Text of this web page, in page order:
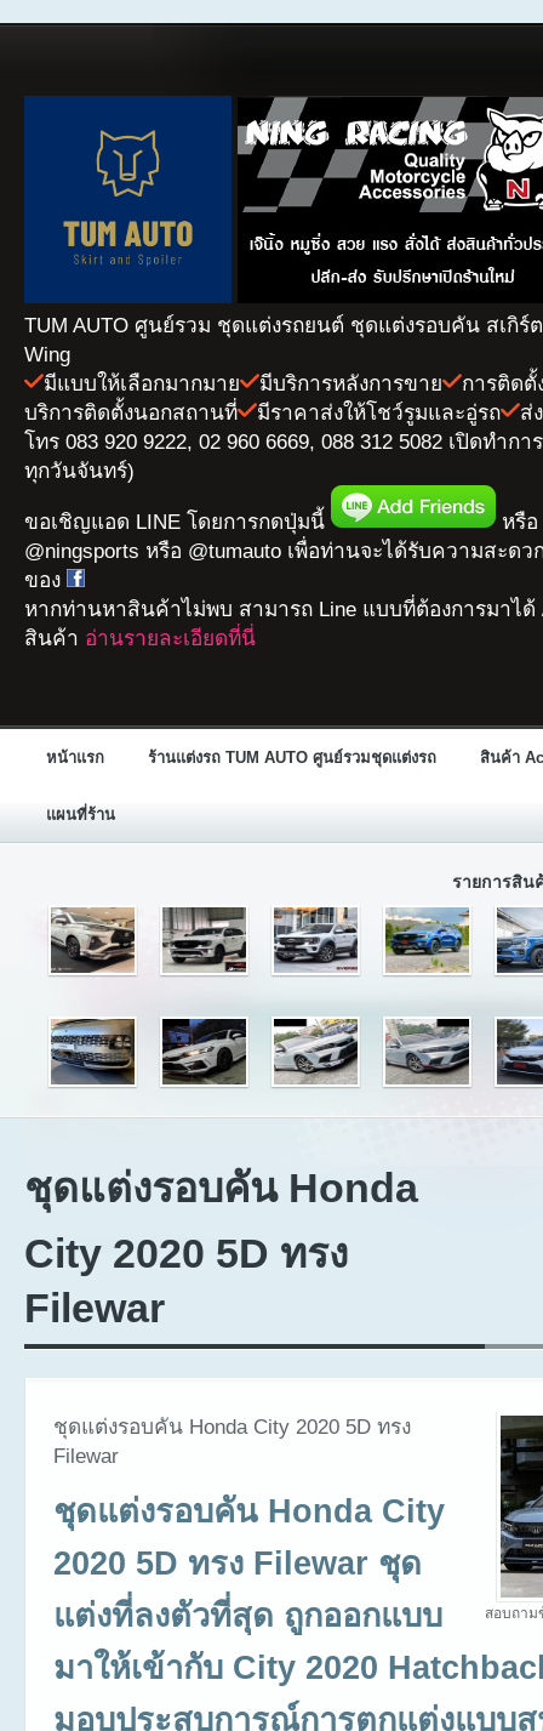
TUM AUTO ศูนย์รวม ชุดแต่งรถยนต์ ชุดแต่งรอบคัน สเกิร์
Wing
มีแบบให้เลือกมากมาย
มีบริการหลังการขาย
การติดตั้
บริการติดตั้งนอกสถานที่
มีราคาส่งให้โชว์รูมและอู่รถ
ส่
โทร 083 920 9222, 02 960 6669, 088 312 5082 เปิดทำก
ทุกวันจันทร์)
ขอเชิญแอด LINE โดยการกดปุ่มนี้
หรือ
@ningsports หรือ @tumauto เพื่อท่านจะได้รับความสะดว
ของ
หากท่านหาสินค้าไม่พบ สามารถ Line แบบที่ต้องการมาได้
สินค้า อ่านรายละเอียดที่นี่
หน้าแรก ร้านแต่งรถ TUM AUTO ศูนย์รวมชุดแต่งรถ สินค้า
แผนที่ร้าน
รายการสิน
ชุดแต่งรอบคัน Honda
City 2020 5D ทรง
Filewar
สอบถาม
ชุดแต่งรอบคัน Honda City 2020 5D ทรง
Filewar
ชุดแต่งรอบคัน Honda City
2020 5D ทรง Filewar ชุด
แต่งที่ลงตัวที่สุด ถูกออกแบบ
มาให้เข้ากับ City 2020
มอบประสบการณ์การตกแต่งแบบ